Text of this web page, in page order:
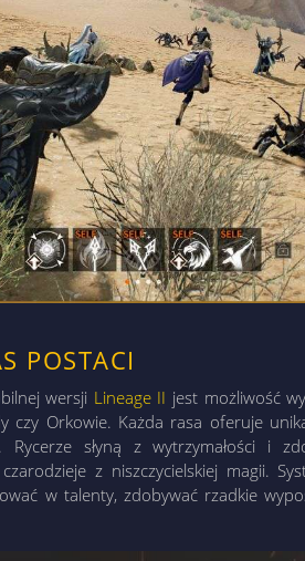
POSTACI
wersji Lineage II jest możliwość
czy Orkowie. Każda rasa oferuje
słyną z wytrzymałości i
z niszczycielskiej magii.
w talenty, zdobywać rzadkie